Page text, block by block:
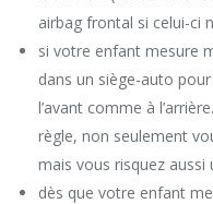
airbag frontal si celui-ci
si votre enfant mesure
dans un siège-auto
l’avant comme à
règle, non seulement
mais vous risquez aussi
dès que votre enfant